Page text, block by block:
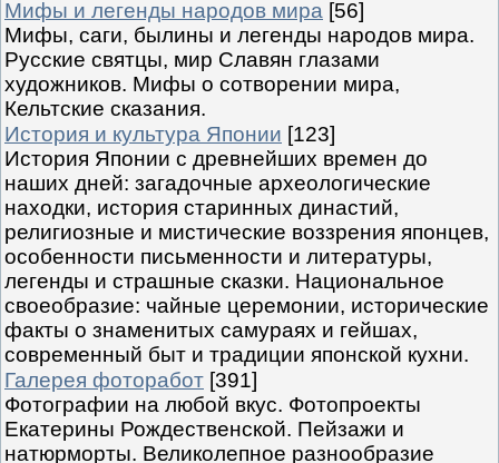
Мифы и легенды народов мира [56]
Мифы, саги, былины и легенды народов мира.
Русские святцы, мир Славян глазами
художников. Мифы о сотворении мира,
Кельтские сказания.
История и культура Японии [123]
История Японии с древнейших времен до
наших дней: загадочные археологические
находки, история старинных династий,
религиозные и мистические воззрения японцев,
особенности письменности и литературы,
легенды и страшные сказки. Национальное
своеобразие: чайные церемонии, исторические
факты о знаменитых самураях и гейшах,
современный быт и традиции японской кухни.
Галерея фоторабот [391]
Фотографии на любой вкус. Фотопроекты
Екатерины Рождественской. Пейзажи и
натюрморты. Великолепное разнообразие